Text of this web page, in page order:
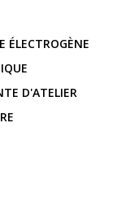
ÉLECTROGÈNE
D'ATELIER